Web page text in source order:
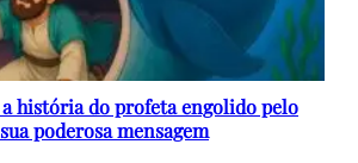
a história do profeta engolido pelo
poderosa mensagem